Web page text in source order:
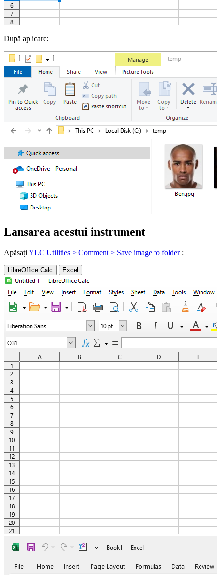
După aplicare:
Lansarea acestui instrument
Apăsați YLC Utilities > Comment > Save image to folder:
LibreOffice Calc Excel